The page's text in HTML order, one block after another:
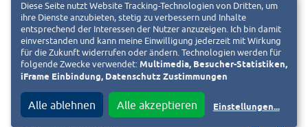
Diese Seite nutzt Website Tracking-Technologien von Dritten, um
ihre Dienste anzubieten, stetig zu verbessern und Inhalte
entsprechend der Interessen der Nutzer anzuzeigen. Ich bin damit
einverstanden und kann meine Einwilligung jederzeit mit Wirkung
für die Zukunft widerrufen oder ändern. Technologien werden für
folgende Zwecke verwendet: Multimedia, Besucher-Statistiken,
iFrame Einbindung, Datenschutz Zustimmungen
Alle ablehnen Alle akzeptieren Einstellungen...